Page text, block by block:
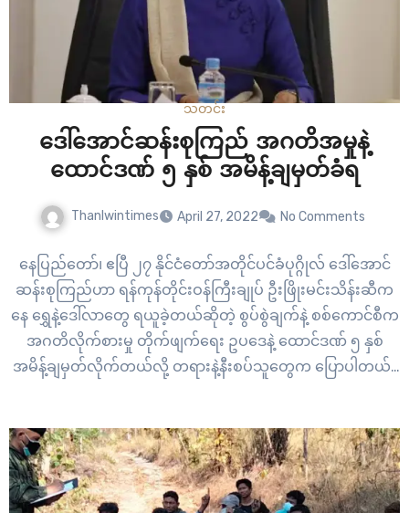
သတင်း
ဒေါ်အောင်ဆန်းစုကြည် အဂတိအမှုနဲ့
ထောင်ဒဏ် ၅ နှစ် အမိန့်ချမှတ်ခံရ
Thanlwintimes April 27, 2022 No Comments
နေပြည်တော်၊ ဧပြီ ၂၇ နိုင်ငံတော်အတိုင်ပင်ခံပုဂ္ဂိုလ် ဒေါ်အောင်
ဆန်းစုကြည်ဟာ ရန်ကုန်တိုင်းဝန်ကြီးချုပ် ဦးဖြိုးမင်းသိန်းဆီက
နေ ရွှေနဲ့ဒေါ်လာတွေ ရယူခဲ့တယ်ဆိုတဲ့ စွပ်စွဲချက်နဲ့ စစ်ကောင်စီက
အဂတိလိုက်စားမှု တိုက်ဖျက်ရေး ဥပဒေနဲ့ ထောင်ဒဏ် ၅ နှစ်
အမိန့်ချမှတ်လိုက်တယ်လို့ တရားနဲ့နီးစပ်သူတွေက ပြောပါတယ်။